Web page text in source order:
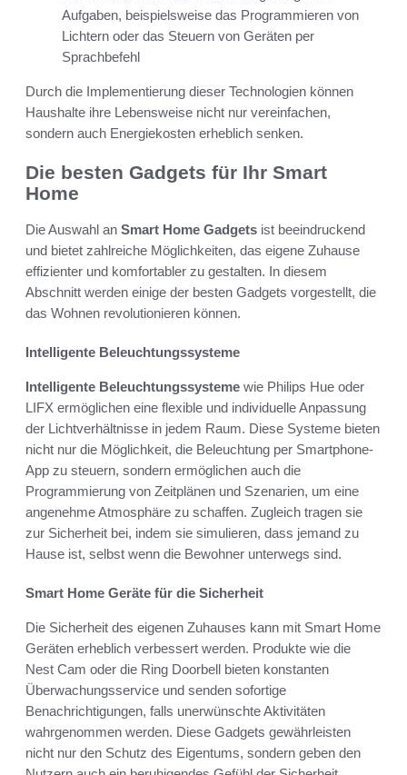
Aufgaben, beispielsweise das Programmieren von
Lichtern oder das Steuern von Geräten per
Sprachbefehl
Durch die Implementierung dieser Technologien können
Haushalte ihre Lebensweise nicht nur vereinfachen,
sondern auch Energiekosten erheblich senken.
Die besten Gadgets für Ihr Smart
Home
Die Auswahl an Smart Home Gadgets ist beeindruckend
und bietet zahlreiche Möglichkeiten, das eigene Zuhause
effizienter und komfortabler zu gestalten. In diesem
Abschnitt werden einige der besten Gadgets vorgestellt, die
das Wohnen revolutionieren können.
Intelligente Beleuchtungssysteme
Intelligente Beleuchtungssysteme wie Philips Hue oder
LIFX ermöglichen eine flexible und individuelle Anpassung
der Lichtverhältnisse in jedem Raum. Diese Systeme bieten
nicht nur die Möglichkeit, die Beleuchtung per Smartphone-
App zu steuern, sondern ermöglichen auch die
Programmierung von Zeitplänen und Szenarien, um eine
angenehme Atmosphäre zu schaffen. Zugleich tragen sie
zur Sicherheit bei, indem sie simulieren, dass jemand zu
Hause ist, selbst wenn die Bewohner unterwegs sind.
Smart Home Geräte für die Sicherheit
Die Sicherheit des eigenen Zuhauses kann mit Smart Home
Geräten erheblich verbessert werden. Produkte wie die
Nest Cam oder die Ring Doorbell bieten konstanten
Überwachungsservice und senden sofortige
Benachrichtigungen, falls unerwünschte Aktivitäten
wahrgenommen werden. Diese Gadgets gewährleisten
nicht nur den Schutz des Eigentums, sondern geben den